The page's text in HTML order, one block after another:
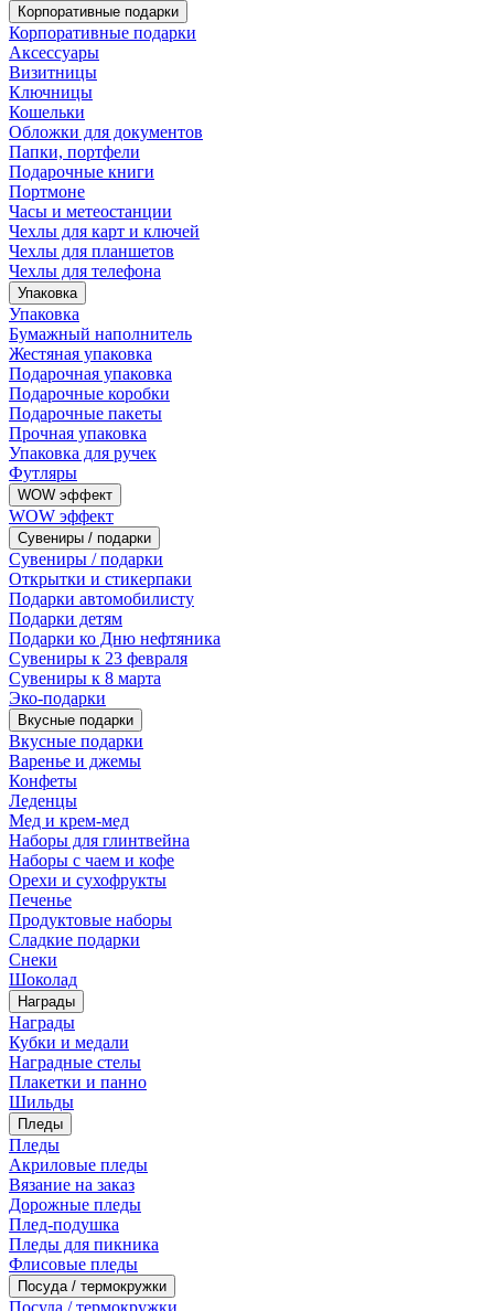
Корпоративные подарки
Корпоративные подарки
Аксессуары
Визитницы
Ключницы
Кошельки
Обложки для документов
Папки, портфели
Подарочные книги
Портмоне
Часы и метеостанции
Чехлы для карт и ключей
Чехлы для планшетов
Чехлы для телефона
Упаковка
Упаковка
Бумажный наполнитель
Жестяная упаковка
Подарочная упаковка
Подарочные коробки
Подарочные пакеты
Прочная упаковка
Упаковка для ручек
Футляры
WOW эффект
WOW эффект
Сувениры / подарки
Сувениры / подарки
Открытки и стикерпаки
Подарки автомобилисту
Подарки детям
Подарки ко Дню нефтяника
Сувениры к 23 февраля
Сувениры к 8 марта
Эко-подарки
Вкусные подарки
Вкусные подарки
Варенье и джемы
Конфеты
Леденцы
Мед и крем-мед
Наборы для глинтвейна
Наборы с чаем и кофе
Орехи и сухофрукты
Печенье
Продуктовые наборы
Сладкие подарки
Снеки
Шоколад
Награды
Награды
Кубки и медали
Наградные стелы
Плакетки и панно
Шильды
Пледы
Пледы
Акриловые пледы
Вязание на заказ
Дорожные пледы
Плед-подушка
Пледы для пикника
Флисовые пледы
Посуда / термокружки
Посуда / термокружки